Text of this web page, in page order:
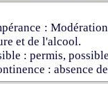
:
et de l'alcool.
: permis,
: absence